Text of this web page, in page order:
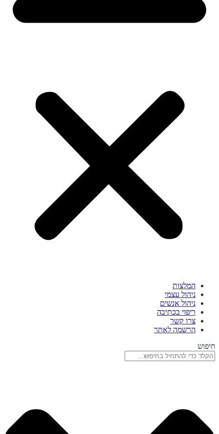
המלצות
ניהול עצמי
ניהול אנשים
ריפוי בכתיבה
צרו קשר
הרשמה לאתר
חיפוש